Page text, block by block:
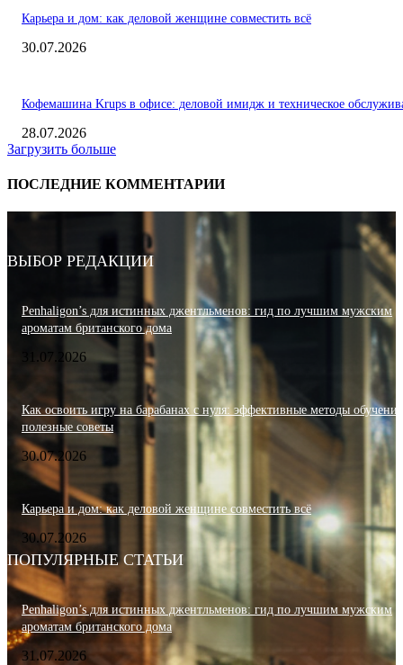
Карьера и дом: как деловой женщине совместить всё
30.07.2026
Кофемашина Krups в офисе: деловой имидж и техническое
28.07.2026
Загрузить больше
ПОСЛЕДНИЕ КОММЕНТАРИИ
ВЫБОР РЕДАКЦИИ
Penhaligon’s для истинных джентльменов: гид по лучшим мужским
ароматам британского дома
31.07.2026
Как освоить игру на барабанах с нуля: эффективные методы
полезные советы
30.07.2026
Карьера и дом: как деловой женщине совместить всё
30.07.2026
ПОПУЛЯРНЫЕ СТАТЬИ
Penhaligon’s для истинных джентльменов: гид по лучшим мужским
ароматам британского дома
31.07.2026